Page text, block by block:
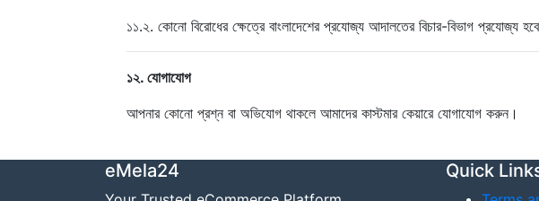
১১.২. কোনো বিরোধের ক্ষেত্রে বাংলাদেশের প্রযোজ্য আদালতের বিচার-বিভাগ প্রযোজ্য
১২. যোগাযোগ
আপনার কোনো প্রশ্ন বা অভিযোগ থাকলে আমাদের কাস্টমার কেয়ারে যোগাযোগ করুন।
eMela24 Quick